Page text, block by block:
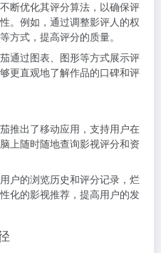
断优化其评分算法，以确保评
。例如，通过调整影评人的权
方式，提高评分的质量。
通过图表、图形等方式展示评
更直观地了解作品的口碑和评
推出了移动应用，支持用户在
上随时随地查询影视评分和资
用户的浏览历史和评分记录，烂
化的影视推荐，提高用户的发